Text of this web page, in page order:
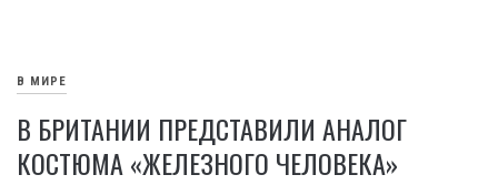
В МИРЕ
В БРИТАНИИ ПРЕДСТАВИЛИ АНАЛОГ
КОСТЮМА «ЖЕЛЕЗНОГО ЧЕЛОВЕКА»